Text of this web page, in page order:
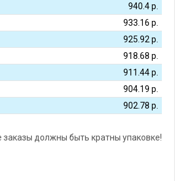
940.4р.
933.16 р.
925.92 р.
918.68 р.
911.44р.
904.19 р.
902.78 р.
заказы должны быть кратны упаковке!